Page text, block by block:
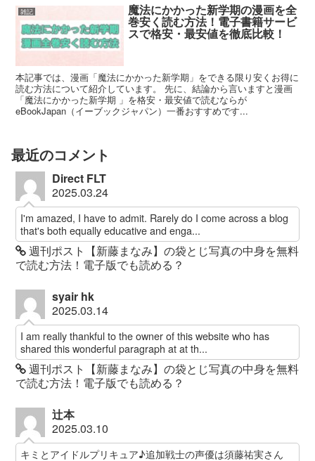
雑記 魔法にかかった新学期の漫画を全
巻安く読む方法！電子書籍サービ
スで格安・最安値を徹底比較！
本記事では、漫画「魔法にかかった新学期」をできる限り安くお得に
読む方法について紹介しています。 先に、結論から言いますと漫画
「魔法にかかった新学期 」を格安・最安値で読むならが
eBookJapan（イーブックジャパン）一番おすすめです...
最近のコメント
Direct FLT
2025.03.24
I'm amazed, I have to admit. Rarely do I come across a blog
that's both equally educative and enga...
週刊ポスト【新藤まなみ】の袋とじ写真の中身を無料
で読む方法！電子版でも読める？
syair hk
2025.03.14
I am really thankful to the owner of this website who has
shared this wonderful paragraph at at th...
週刊ポスト【新藤まなみ】の袋とじ写真の中身を無料
で読む方法！電子版でも読める？
辻本
2025.03.10
キミとアイドルプリキュア♪追加戦士の声優は須藤祐実さん